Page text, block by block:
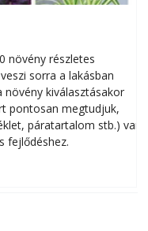
növény részletes
sorra a lakásban
kiválasztásakor
pontosan megtudjuk,
páratartalom stb.) van
fejlődéshez.